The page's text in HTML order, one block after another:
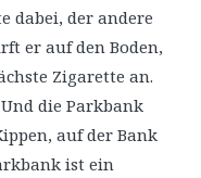
dabei, der andere
er auf den Boden,
Zigarette an.
die Parkbank
auf der Bank
ist ein